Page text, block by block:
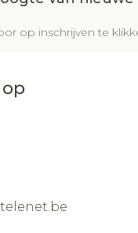
op inschrijven te
telenet.be